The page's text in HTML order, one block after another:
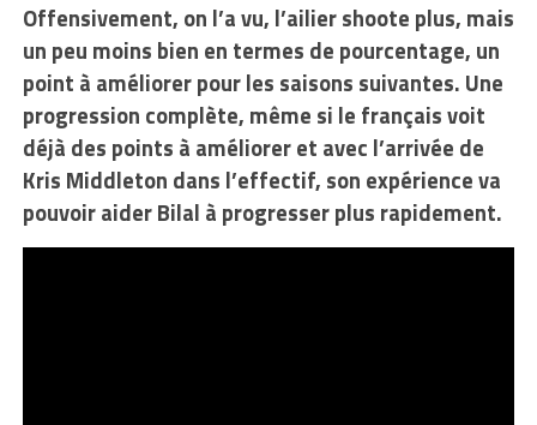
Offensivement, on l’a vu, l’ailier shoote plus, mais
un peu moins bien en termes de pourcentage, un
point à améliorer pour les saisons suivantes. Une
progression complète, même si le français voit
déjà des points à améliorer et avec l’arrivée de
Kris Middleton dans l’effectif, son expérience va
pouvoir aider Bilal à progresser plus rapidement.